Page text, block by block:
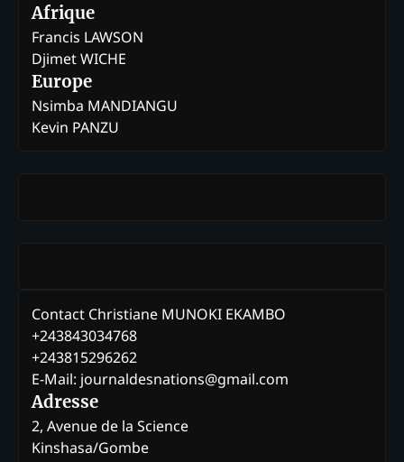
Afrique
Francis LAWSON
Djimet WICHE
Europe
Nsimba MANDIANGU
Kevin PANZU
Contact Christiane MUNOKI EKAMBO
+243843034768
+243815296262
E-Mail: journaldesnations@gmail.com
Adresse
2, Avenue de la Science
Kinshasa/Gombe